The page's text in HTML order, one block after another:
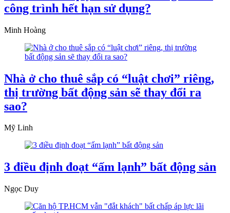
công trình hết hạn sử dụng?
Minh Hoàng
Nhà ở cho thuê sắp có “luật chơi” riêng,
thị trường bất động sản sẽ thay đổi ra
sao?
Mỹ Linh
3 điều định đoạt “ấm lạnh” bất động sản
Ngọc Duy